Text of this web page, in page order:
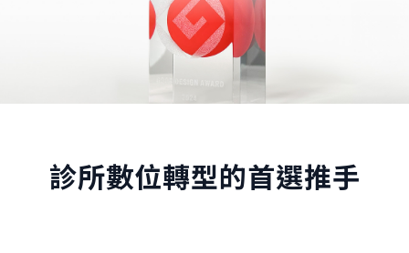
診所數位轉型的首選推手